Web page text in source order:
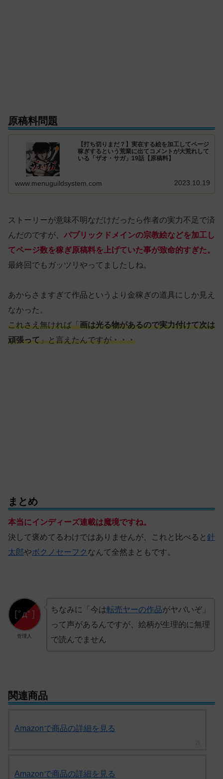
原稿料問題
【打ち切りまだ？】実在する絵を加工してページ
稼ぎするという荒業に出てコメントが大荒れして
いる「ザオ・サガ」19話【原稿料】
www.menuguildsystem.com 2023.10.19
ストーリーが意味不明なだけだったら作者の実力不足で済
んだのですが、 パブリックドメインの宗教絵などを加工し
てページ数を稼ぎ原稿料を上げていた事が致命的すぎた。
最終回でもガッツリやってましたしね。
あからさますぎて作品というより金稼ぎの道具にしか見え
なかった。
これさえ無ければ「画は光る物があるので実力付けて次は
頑張って」と言えたんですが・・・
まとめ
本当にインディーズ連載は魔境ですね。
決して褒めてるわけではありませんが、これと比べると 針
太郎やボクノセーフク なんて全然まともです。
管理人
ちなみに「今は転売ヤーの作品がヤバいぞ」
って声があるんですが、絵柄が生理的に無理
で読んでません
関連商品
Amazonで商品の詳細を見る
Amazonで商品の詳細を見る